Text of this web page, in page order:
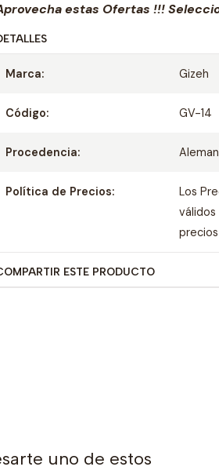
estas Ofertas !!!
Marca: Gizeh
Código: GV-14
Procedencia:
Política de Precios:
Los
precios
ESTE PRODUCTO
uno de estos